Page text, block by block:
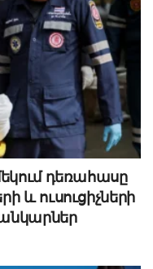
դեռահասը
և ուսուցիչների